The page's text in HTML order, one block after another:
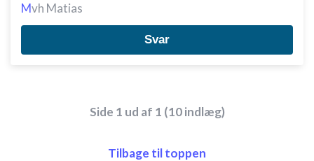
Mvh Matias
Svar
Side 1 ud af 1 (10 indlæg)
Tilbage til toppen
Måle indholdseffektivitet
Forstå målgrupper gennem statistikker eller
Bruge begrænsede oplysninger til at vælge